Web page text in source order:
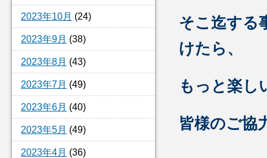
2023年10月 (24)
2023年9月 (38)
2023年8月 (43)
2023年7月 (49)
2023年6月 (40)
2023年5月 (49)
2023年4月 (36)
そこ迄する
けたら、
もっと楽し
皆様のご協